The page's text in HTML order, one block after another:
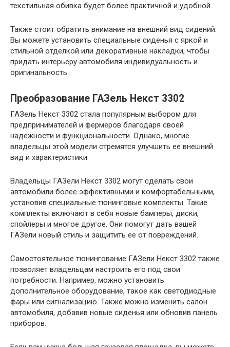
текстильная обивка будет более практичной и удобной.
Также стоит обратить внимание на внешний вид сидений.
Вы можете установить специальные сиденья с яркой и
стильной отделкой или декоративные накладки, чтобы
придать интерьеру автомобиля индивидуальность и
оригинальность.
Преобразование ГАЗель Некст 3302
ГАЗель Некст 3302 стала популярным выбором для
предпринимателей и фермеров благодаря своей
надежности и функциональности. Однако, многие
владельцы этой модели стремятся улучшить ее внешний
вид и характеристики.
Владельцы ГАЗели Некст 3302 могут сделать свои
автомобили более эффективными и комфортабельными,
установив специальные тюнинговые комплекты. Такие
комплекты включают в себя новые бамперы, диски,
спойлеры и многое другое. Они помогут дать вашей
ГАЗели новый стиль и защитить ее от повреждений.
Самостоятельное тюнингование ГАЗели Некст 3302 также
позволяет владельцам настроить его под свои
потребности. Например, можно установить
дополнительное оборудование, такое как светодиодные
фары или сигнализацию. Также можно изменить салон
автомобиля, добавив новые сиденья или обновив панель
приборов.